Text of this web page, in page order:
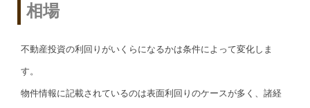
相場
不動産投資の利回りがいくらになるかは条件によって変化しま
す。
物件情報に記載されているのは表面利回りのケースが多く、諸経